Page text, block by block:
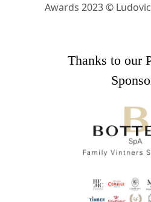
Awards 2023 ©
Thanks to our